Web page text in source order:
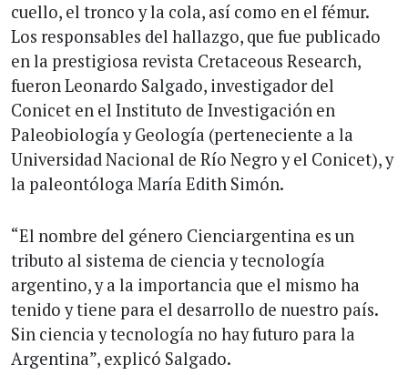
cuello, el tronco y la cola, así como en el fémur.
Los responsables del hallazgo, que fue publicado
en la prestigiosa revista Cretaceous Research,
fueron Leonardo Salgado, investigador del
Conicet en el Instituto de Investigación en
Paleobiología y Geología (perteneciente a la
Universidad Nacional de Río Negro y el Conicet), y
la paleontóloga María Edith Simón.
“El nombre del género Cienciargentina es un
tributo al sistema de ciencia y tecnología
argentino, y a la importancia que el mismo ha
tenido y tiene para el desarrollo de nuestro país.
Sin ciencia y tecnología no hay futuro para la
Argentina”, explicó Salgado.